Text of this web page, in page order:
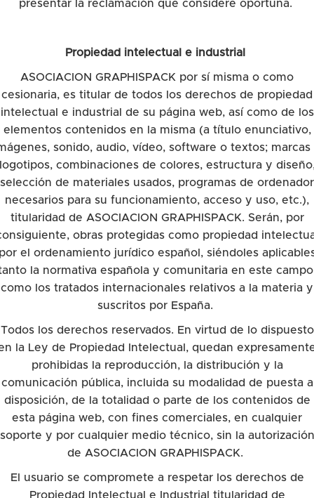
presentar la reclamación que considere oportuna.
Propiedad intelectual e industrial
ASOCIACION GRAPHISPACK por sí misma o como
cesionaria, es titular de todos los derechos de propiedad
intelectual e industrial de su página web, así como de los
elementos contenidos en la misma (a título enunciativo,
sonido, audio, vídeo, software o textos; marcas
combinaciones de colores, estructura y
selección de materiales usados, programas de ordenador
necesarios para su funcionamiento, acceso y uso, etc.),
titularidad de ASOCIACION GRAPHISPACK. Serán, por
obras protegidas como propiedad
el ordenamiento jurídico español, siéndoles
la normativa española y comunitaria en este
como los tratados internacionales relativos a la materia y
suscritos por España.
Todos los derechos reservados. En virtud de lo dispuesto
la Ley de Propiedad Intelectual, quedan
prohibidas la reproducción, la distribución y la
comunicación pública, incluida su modalidad de puesta a
disposición, de la totalidad o parte de los contenidos de
esta página web, con fines comerciales, en cualquier
soporte y por cualquier medio técnico, sin la autorización
de ASOCIACION GRAPHISPACK.
El usuario se compromete a respetar los derechos de
Propiedad Intelectual e Industrial titularidad de